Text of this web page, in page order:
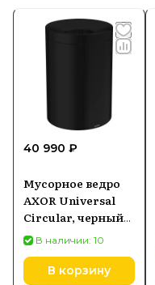
40 990 ₽
Мусорное ведро
AXOR Universal
Circular, черный
матовый 42872670
В наличии: 10
В корзину